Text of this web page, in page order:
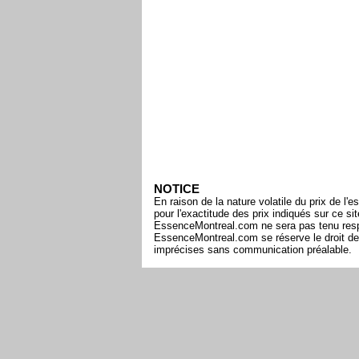
NOTICE
En raison de la nature volatile du prix de
pour l'exactitude des prix indiqués sur ce
EssenceMontreal.com ne sera pas tenu
EssenceMontreal.com se réserve le droit
imprécises sans communication préalable.